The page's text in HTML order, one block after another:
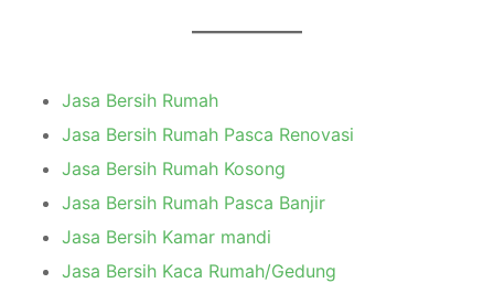
Jasa Bersih Rumah
Jasa Bersih Rumah Pasca Renovasi
Jasa Bersih Rumah Kosong
Jasa Bersih Rumah Pasca Banjir
Jasa Bersih Kamar mandi
Jasa Bersih Kaca Rumah/Gedung